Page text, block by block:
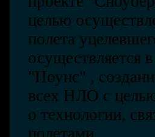
целью
полета
осуществляется
"Поунс" ,
всех НЛО с
о технологии,
полетами.